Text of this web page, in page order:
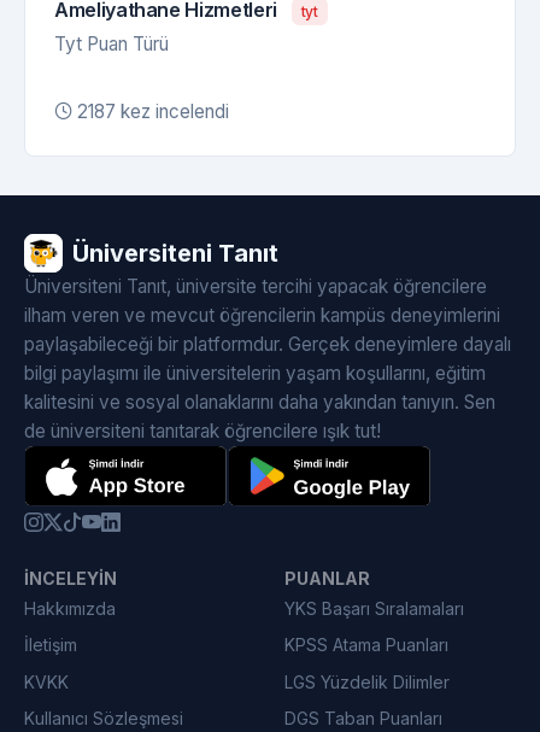
Ameliyathane Hizmetleri tyt
Tyt Puan Türü
2187 kez incelendi
Üniversiteni Tanıt
Üniversiteni Tanıt, üniversite tercihi yapacak öğrencilere
ilham veren ve mevcut öğrencilerin kampüs deneyimlerini
paylaşabileceği bir platformdur. Gerçek deneyimlere dayalı
bilgi paylaşımı ile üniversitelerin yaşam koşullarını, eğitim
kalitesini ve sosyal olanaklarını daha yakından tanıyın. Sen
de üniversiteni tanıtarak öğrencilere ışık tut!
İNCELEYIN
Hakkımızda
İletişim
KVKK
Kullanıcı Sözleşmesi
PUANLAR
YKS Başarı Sıralamaları
KPSS Atama Puanları
LGS Yüzdelik Dilimler
DGS Taban Puanları